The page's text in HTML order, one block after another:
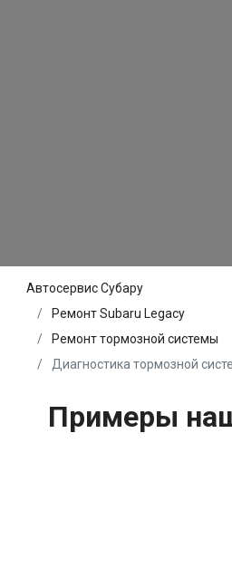
Автосервис Субару
Ремонт Subaru Legacy
Ремонт тормозной системы
Диагностика тормозной
Примеры